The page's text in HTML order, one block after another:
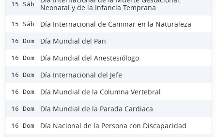
15 Sáb
Neonatal y de la Infancia Temprana
15 Sáb Día Internacional de Caminar en la Naturaleza
16 Dom Día Mundial del Pan
16 Dom Día Mundial del Anestesiólogo
16 Dom Día Internacional del Jefe
16 Dom Día Mundial de la Columna Vertebral
16 Dom Día Mundial de la Parada Cardiaca
16 Dom Día Nacional de la Persona con Discapacidad